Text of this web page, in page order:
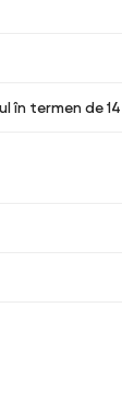
în termen de 14